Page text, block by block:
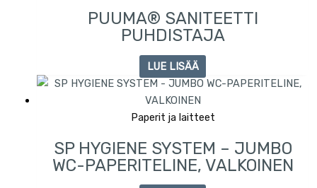
PUUMA® SANITEETTI
PUHDISTAJA
LUE LISÄÄ
Paperit ja laitteet
SP HYGIENE SYSTEM – JUMBO
WC-PAPERITELINE, VALKOINEN